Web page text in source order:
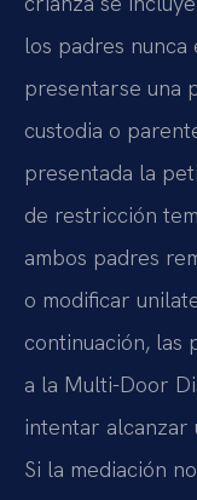
los padres nunca
presentarse una
custodia o
presentada la
de restricción
ambos padres
o modificar
continuación, las
a la Multi-Door
intentar alcanzar
Si la mediación